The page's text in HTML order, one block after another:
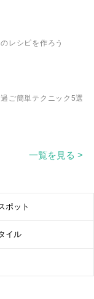
レシピを作ろう
ご簡単テクニック5選
一覧を見る >
ポット
イル